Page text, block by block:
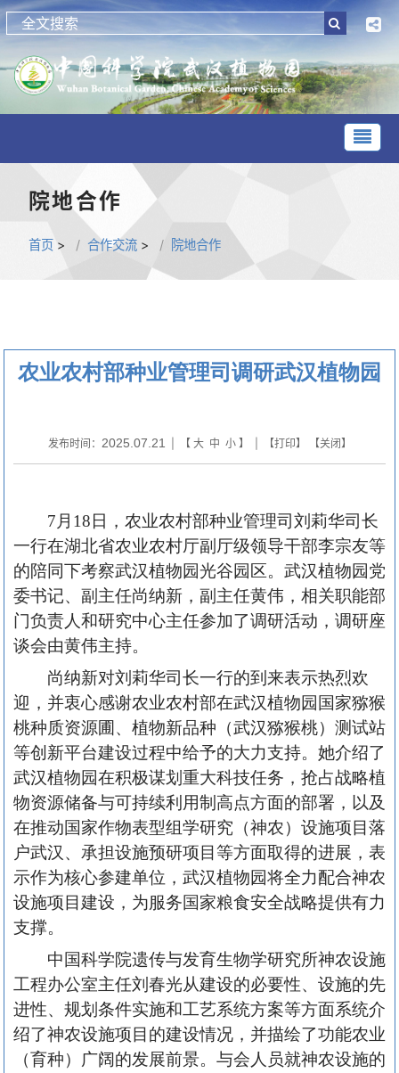
院地合作
首页 > 合作交流 > 院地合作
农业农村部种业管理司调研武汉植物园
发布时间： 2025.07.21 | 【 大 中 小】 | 【打印】 【关闭】
7月18日，农业农村部种业管理司刘莉华司长
一行在湖北省农业农村厅副厅级领导干部李宗友等
的陪同下考察武汉植物园光谷园区。武汉植物园党
委书记、副主任尚纳新，副主任黄伟，相关职能部
门负责人和研究中心主任参加了调研活动，调研座
谈会由黄伟主持。
尚纳新对刘莉华司长一行的到来表示热烈欢
迎，并衷心感谢农业农村部在武汉植物园国家猕猴
桃种质资源圃、植物新品种（武汉猕猴桃）测试站
等创新平台建设过程中给予的大力支持。她介绍了
武汉植物园在积极谋划重大科技任务，抢占战略植
物资源储备与可持续利用制高点方面的部署，以及
在推动国家作物表型组学研究（神农）设施项目落
户武汉、承担设施预研项目等方面取得的进展，表
示作为核心参建单位，武汉植物园将全力配合神农
设施项目建设，为服务国家粮食安全战略提供有力
支撑。
中国科学院遗传与发育生物学研究所神农设施
工程办公室主任刘春光从建设的必要性、设施的先
进性、规划条件实施和工艺系统方案等方面系统介
绍了神农设施项目的建设情况，并描绘了功能农业
（育种）广阔的发展前景。与会人员就神农设施的